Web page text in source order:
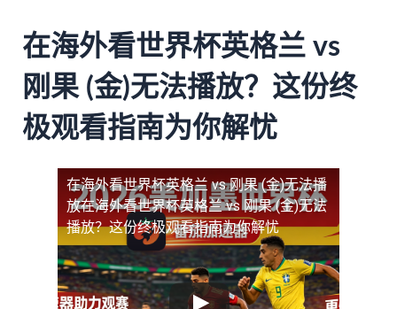
在海外看世界杯英格兰 vs
刚果 (金)无法播放？这份终
极观看指南为你解忧
在海外看世界杯英格兰 vs 刚果 (金)无法播
放在海外看世界杯英格兰 vs 刚果 (金)无法
播放？这份终极观看指南为你解忧